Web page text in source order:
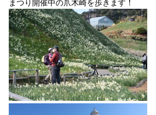
まつり開催中の爪木崎を歩きます！